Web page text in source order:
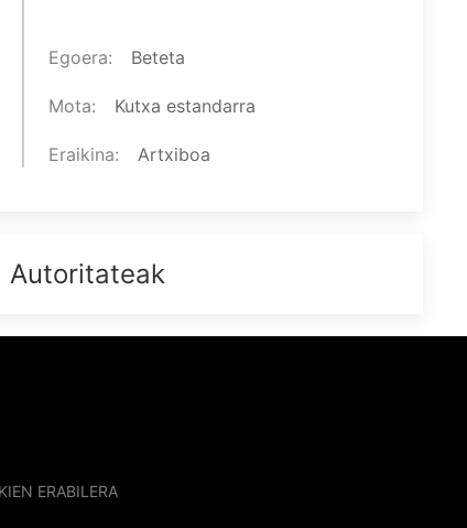
Egoera Beteta
Mota Kutxa estandarra
Eraikina Artxiboa
Autoritateak
ERABILERA